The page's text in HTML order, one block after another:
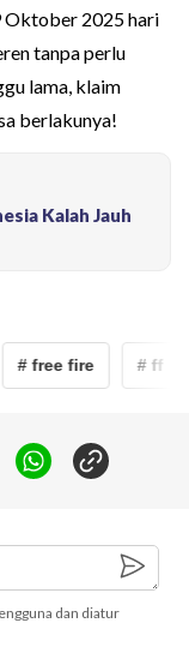
Oktober 2025 hari
tanpa perlu
lama, klaim
berlakunya!
Kalah Jauh
# free fire # ff
dan diatur